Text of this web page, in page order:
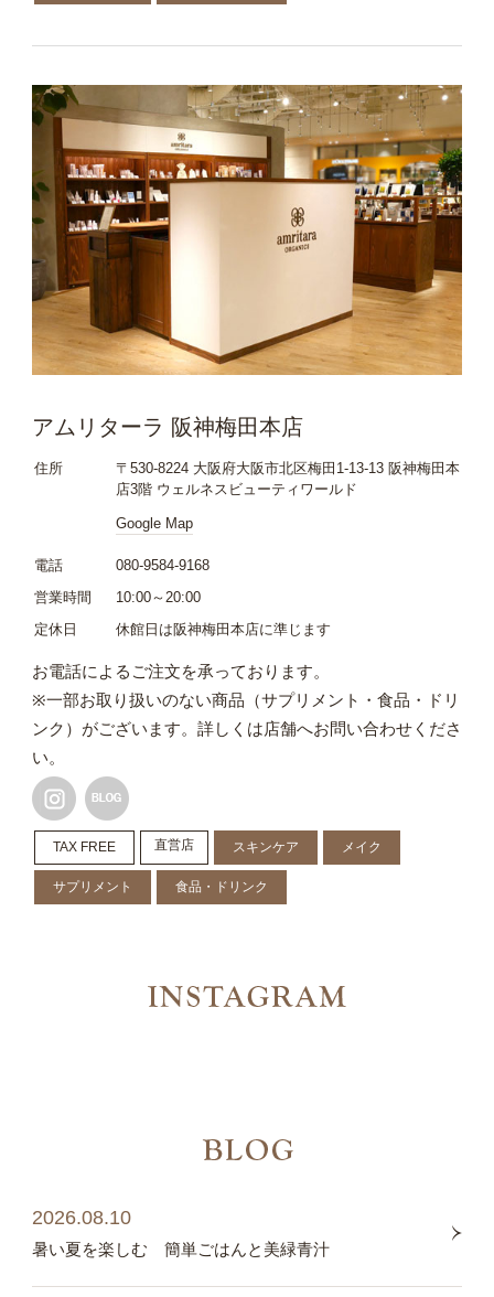
アムリターラ 阪神梅田本店
住所
〒530-8224 大阪府大阪市北区梅田1-13-13 阪神梅田本
店3階 ウェルネスビューティワールド
Google Map
電話
080-9584-9168
営業時間
10:00～20:00
定休日
休館日は阪神梅田本店に準じます
お電話によるご注文を承っております。
※一部お取り扱いのない商品（サプリメント・食品・ドリ
ンク）がございます。詳しくは店舗へお問い合わせくださ
い。
TAX FREE 直営店 スキンケア メイク
サプリメント 食品・ドリンク
2026.08.10
暑い夏を楽しむ 簡単ごはんと美緑青汁